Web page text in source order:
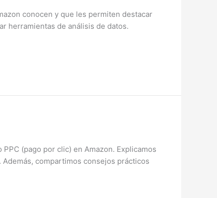
conocen y que les permiten destacar
herramientas de análisis de datos.
(pago por clic) en Amazon. Explicamos
compartimos consejos prácticos